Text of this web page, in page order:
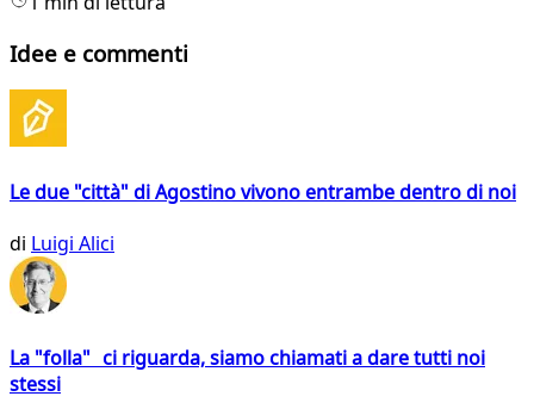
Idee e commenti
Le due "città" di Agostino vivono entrambe dentro di noi
di Luigi Alici
La "folla" ci riguarda, siamo chiamati a dare tutti noi
stessi